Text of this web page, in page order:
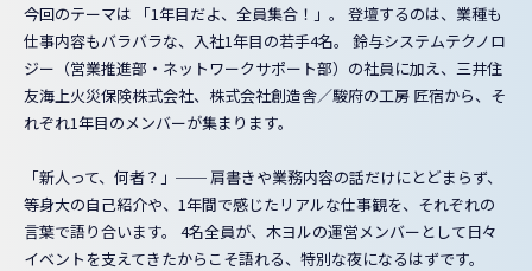
今回のテーマは 「1年目だよ、全員集合！」 。 登壇するのは、業種も
仕事内容もバラバラな、入社1年目の若手4名。 鈴与システムテクノロ
ジー（営業推進部・ネットワークサポート部）の社員に加え、三井住
友海上火災保険株式会社、株式会社創造舎／駿府の工房 匠宿から、そ
れぞれ1年目のメンバーが集まります。
「新人って、何者？」── 肩書きや業務内容の話だけにとどまらず、
等身大の自己紹介や、1年間で感じたリアルな仕事観を、それぞれの
言葉で語り合います。 4名全員が、木ヨルの運営メンバーとして日々
イベントを支えてきたからこそ語れる、特別な夜になるはずです。